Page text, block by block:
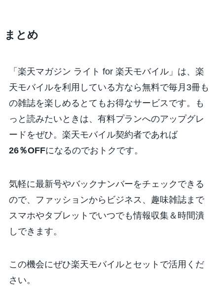
まとめ
「楽天マガジン ライト for 楽天モバイル」は、楽
天モバイルを利用している方なら無料で毎月3冊も
の雑誌を楽しめるとてもお得なサービスです。も
っと読みたいときは、有料プランへのアップグレ
ードをぜひ。楽天モバイル契約者であれば
26％OFFになるのでおトクです。
気軽に最新号やバックナンバーをチェックできる
ので、ファッションからビジネス、趣味雑誌まで
スマホやタブレットでいつでも情報収集＆時間潰
しできます。
この機会にぜひ楽天モバイルとセットで活用くだ
さい。